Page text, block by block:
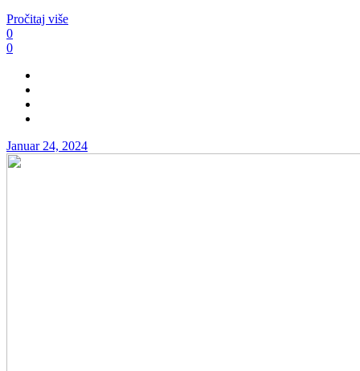
Pročitaj više
0
0
Januar 24, 2024